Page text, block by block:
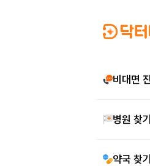
비대면
병원 찾기
약국 찾기